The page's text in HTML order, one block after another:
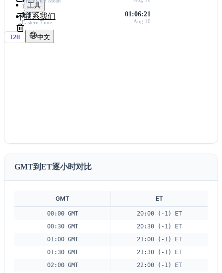
工具
联系我们
12H 中文
Time
ET
Eastern Time
01:06:21
Aug 10
GMT到ET逐小时对比
GMT ET
00:00 GMT
20:00 (-1) ET
00:30 GMT
20:30 (-1) ET
01:00 GMT
21:00 (-1) ET
01:30 GMT
21:30 (-1) ET
02:00 GMT
22:00 (-1) ET